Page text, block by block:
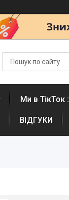
Ми в ТікТок :
ВІДГУКИ